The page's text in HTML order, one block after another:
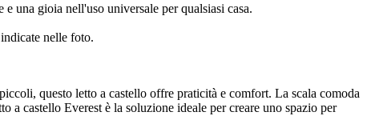
una gioia nell'uso universale per qualsiasi casa.
nelle foto.
questo letto a castello offre praticità e comfort. La scala comoda
castello Everest è la soluzione ideale per creare uno spazio per